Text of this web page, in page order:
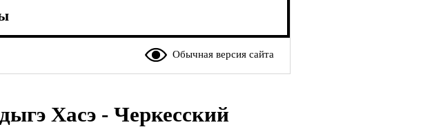
Обычная версия сайта
Хасэ - Черкесский